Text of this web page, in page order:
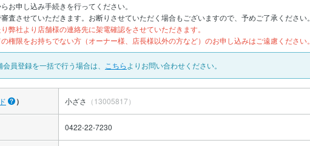
お申し込み手続きを行ってください。
査させていただきます。お断りさせていただく場合もございますので、予めご了承ください。
弊社より店舗様の連絡先に架電確認をさせていただきます。
権限をお持ちでない方（オーナー様、店長様以外の方など）のお申し込みはご遠慮ください。
員登録を一括で行う場合は、 こちら よりお問い合わせください。
） 小ざさ （13005817）
0422-22-7230